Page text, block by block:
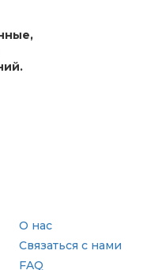
О нас
Связаться с нами
FAQ